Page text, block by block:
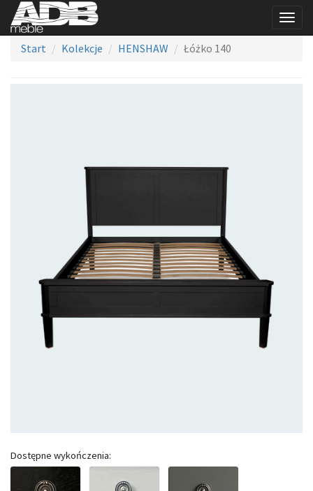
Start
Kolekcje HENSHAW Łóżko 140
Dostępne wykończenia: